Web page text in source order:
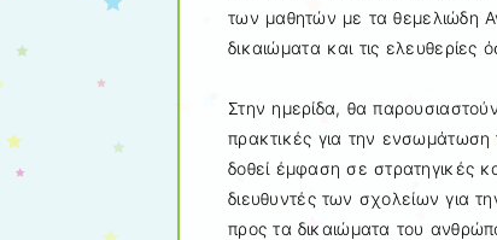
των μαθητών με τα θεμελιώδη
δικαιώματα και τις
Στην ημερίδα, θα
πρακτικές για την
δοθεί έμφαση σε στρατηγικές
διευθυντές των σχολείων για
προς τα δικαιώματα του